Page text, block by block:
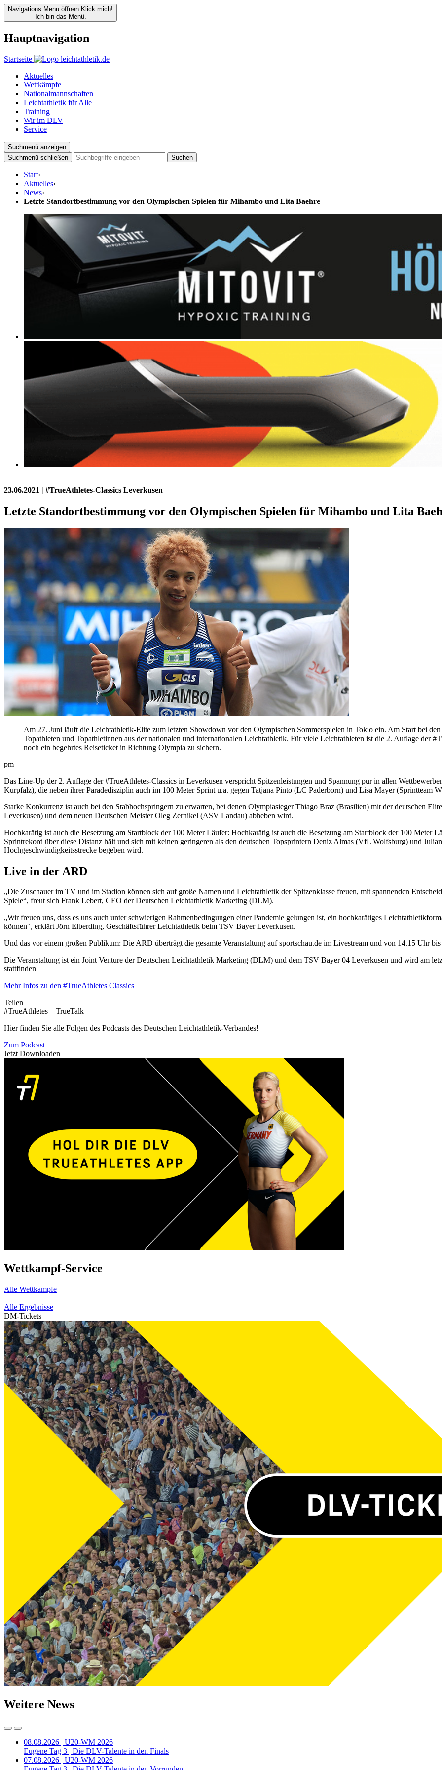
Navigations Menu öffnen Klick mich!
Ich bin das Menü.
Hauptnavigation
Startseite
Aktuelles
Wettkämpfe
Nationalmannschaften
Leichtathletik für Alle
Training
Wir im DLV
Service
Suchmenü anzeigen
Suchmenü schließen
Suchen
Start›
Aktuelles›
News›
Letzte Standortbestimmung vor den Olympischen Spielen für Mihambo und Lita Baehre
23.06.2021 | #TrueAthletes-Classics Leverkusen
Letzte Standortbestimmung vor den Olympischen Spielen für Mihambo und Lita
Am 27. Juni läuft die Leichtathletik-Elite zum letzten Showdown vor den Olympischen Sommerspielen in Tokio ein. Am Start bei
Topathleten und Topathletinnen aus der nationalen und internationalen Leichtathletik. Für viele Leichtathleten ist die 2. Auflage der
noch ein begehrtes Reiseticket in Richtung Olympia zu sichern.
pm
Das Line-Up der 2. Auflage der #TrueAthletes-Classics in Leverkusen verspricht Spitzenleistungen und Spannung pur in allen
Kurpfalz), die neben ihrer Paradedisziplin auch im 100 Meter Sprint u.a. gegen Tatjana Pinto (LC Paderborn) und Lisa Mayer (Sprintteam
Starke Konkurrenz ist auch bei den Stabhochspringern zu erwarten, bei denen Olympiasieger Thiago Braz (Brasilien) mit der deutschen
Leverkusen) und dem neuen Deutschen Meister Oleg Zernikel (ASV Landau) abheben wird.
Hochkarätig ist auch die Besetzung am Startblock der 100 Meter Läufer: Hochkarätig ist auch die Besetzung am Startblock der 100 Meter
Sprintrekord über diese Distanz hält und sich mit keinen geringeren als den deutschen Topsprintern Deniz Almas (VfL Wolfsburg) und
Hochgeschwindigkeitsstrecke begeben wird.
Live in der ARD
„Die Zuschauer im TV und im Stadion können sich auf große Namen und Leichtathletik der Spitzenklasse freuen, mit spannenden
Spiele“, freut sich Frank Lebert, CEO der Deutschen Leichtathletik Marketing (DLM).
„Wir freuen uns, dass es uns auch unter schwierigen Rahmenbedingungen einer Pandemie gelungen ist, ein hochkarätiges
können“, erklärt Jörn Elberding, Geschäftsführer Leichtathletik beim TSV Bayer Leverkusen.
Und das vor einem großen Publikum: Die ARD überträgt die gesamte Veranstaltung auf sportschau.de im Livestream und von 14.15 Uhr
Die Veranstaltung ist ein Joint Venture der Deutschen Leichtathletik Marketing (DLM) und dem TSV Bayer 04 Leverkusen und wird am
stattfinden.
Mehr Infos zu den #TrueAthletes Classics
Teilen
#TrueAthletes – TrueTalk
Hier finden Sie alle Folgen des Podcasts des Deutschen Leichtathletik-Verbandes!
Zum Podcast
Jetzt Downloaden
Wettkampf-Service
Alle Wettkämpfe
Alle Ergebnisse
DM-Tickets
Weitere News
08.08.2026 | U20-WM 2026
Eugene Tag 3 | Die DLV-Talente in den Finals
07.08.2026 | U20-WM 2026